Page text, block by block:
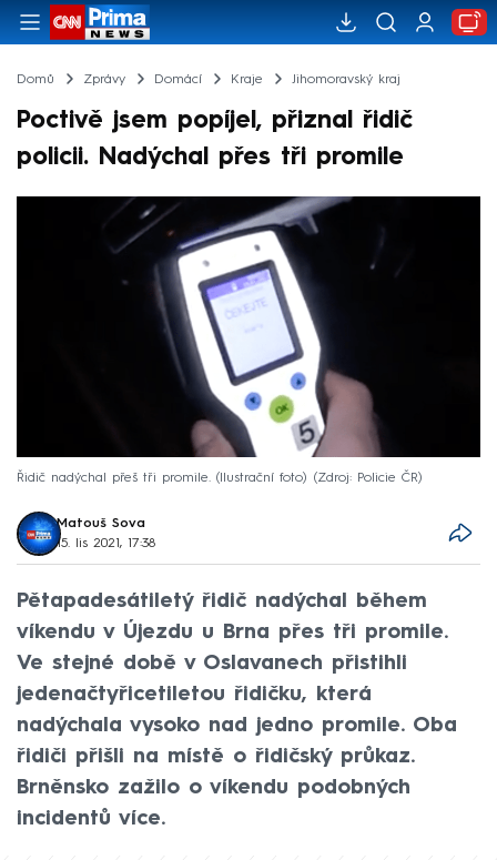
Domů Zprávy Domácí Kraje Jihomoravský kraj
Poctivě jsem popíjel, přiznal řidič
policii. Nadýchal přes tři promile
Řidič nadýchal přeš tři promile. (Ilustrační foto) Zdroj: Policie ČR
Matouš Sova
15. lis 2021, 17:38
Pětapadesátiletý řidič nadýchal během
víkendu v Újezdu u Brna přes tři promile.
Ve stejné době v Oslavanech přistihli
jedenačtyřicetiletou řidičku, která
nadýchala vysoko nad jedno promile. Oba
řidiči přišli na místě o řidičský průkaz.
Brněnsko zažilo o víkendu podobných
incidentů více.